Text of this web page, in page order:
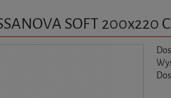
SOFT 200x220